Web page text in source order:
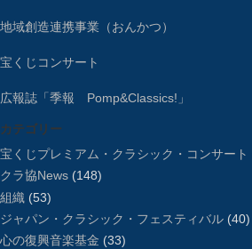
地域創造連携事業（おんかつ）
宝くじコンサート
広報誌「季報 Pomp&Classics!」
カテゴリー
宝くじプレミアム・クラシック・コンサート
クラ協News (148)
組織 (53)
ジャパン・クラシック・フェスティバル (40)
心の復興音楽基金 (33)